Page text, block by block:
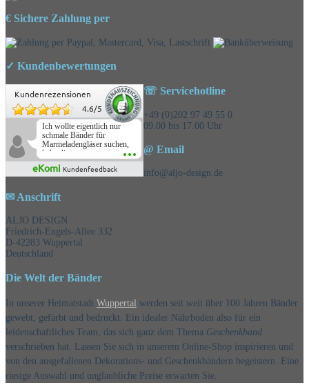
€ Sichere Zahlung per
✓ Kundenbewertungen
Kundenrezensionen
4.6/5
Ich wollte eigentlich nur
schmale Bänder für
Marmeladengläser suchen,
habe die
Überraschungsbänder
mitbestellt und war positiv
eKomi Kundenfeedback
☏ Servicehotline
+49 (0)202 97 49 55 0
09.00 bis 17.00 Uhr
@ Email
info@aljo-design.de
✉ Anschrift
ALJO DESIGN
Friedrich-Engels-Allee 332
D-42283 Wuppertal
Deutschland
Die Welt der Bänder
In unserer Heimatstadt Wuppertal werden seit weit über 100 Jahren Bänder
gewebt, gefärbt und bedruckt. Ein idealer Nährboden also für ein
leidenschaftliches Team, das sich ganz dem Thema Geschenkband
verschrieben hat. Lassen Sie sich in unserem Online-Shop inspirieren und
von den ausgefallenen Dekorations- und Geschenkbändern begeistern. Eine
riesige Auswahl und unglaubliche Preise erwarten Sie.